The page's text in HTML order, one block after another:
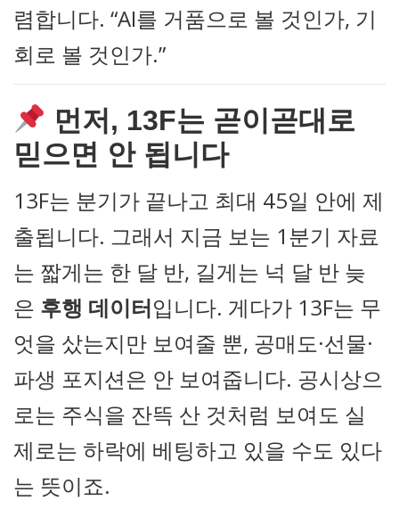
렴합니다. “AI를 거품으로 볼 것인가, 기
회로 볼 것인가.”
먼저, 13F는 곧이곧대로
믿으면 안 됩니다
13F는 분기가 끝나고 최대 45일 안에 제
출됩니다. 그래서 지금 보는 1분기 자료
는 짧게는 한 달 반, 길게는 넉 달 반 늦
은 후행 데이터입니다. 게다가 13F는 무
엇을 샀는지만 보여줄 뿐, 공매도·선물·
파생 포지션은 안 보여줍니다. 공시상으
로는 주식을 잔뜩 산 것처럼 보여도 실
제로는 하락에 베팅하고 있을 수도 있다
는 뜻이죠.